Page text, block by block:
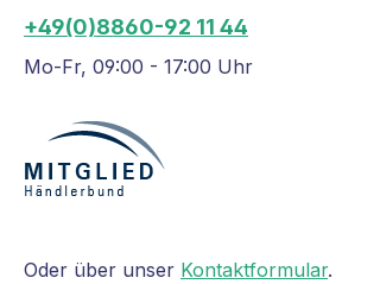
+49(0)8860-92 11 44
Mo-Fr, 09:00 - 17:00 Uhr
Oder über unser Kontaktformular.